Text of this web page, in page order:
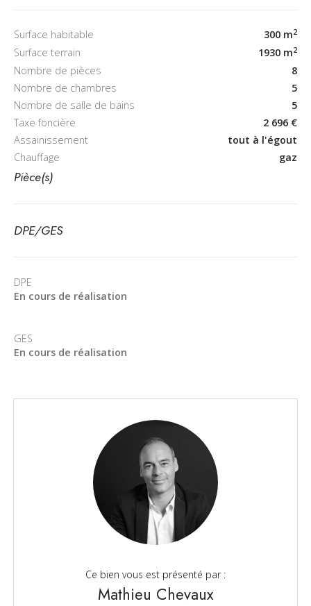
Surface habitable 300 m2
Surface terrain 1930 m2
Nombre de pièces
8
Nombre de chambres
5
Nombre de salle de bains
5
Taxe foncière
2 696 €
Assainissement
tout à l'égout
Chauffage
gaz
Pièce(s)
DPE/GES
DPE
En cours de réalisation
GES
En cours de réalisation
Ce bien vous est présenté par :
Mathieu Chevaux